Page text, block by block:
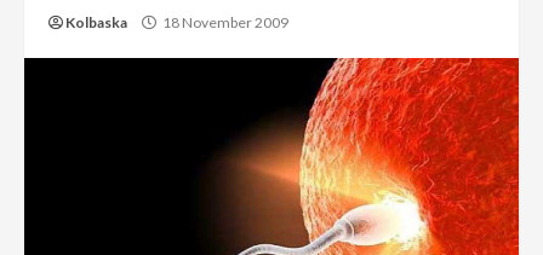
Kolbaska 18 November 2009